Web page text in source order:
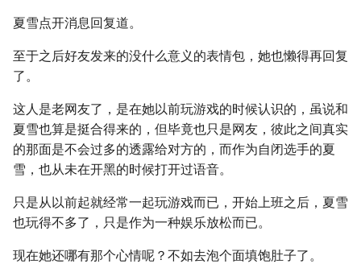
夏雪点开消息回复道。
至于之后好友发来的没什么意义的表情包，她也懒得再回复
了。
这人是老网友了，是在她以前玩游戏的时候认识的，虽说和
夏雪也算是挺合得来的，但毕竟也只是网友，彼此之间真实
的那面是不会过多的透露给对方的，而作为自闭选手的夏
雪，也从未在开黑的时候打开过语音。
只是从以前起就经常一起玩游戏而已，开始上班之后，夏雪
也玩得不多了，只是作为一种娱乐放松而已。
现在她还哪有那个心情呢？不如去泡个面填饱肚子了。